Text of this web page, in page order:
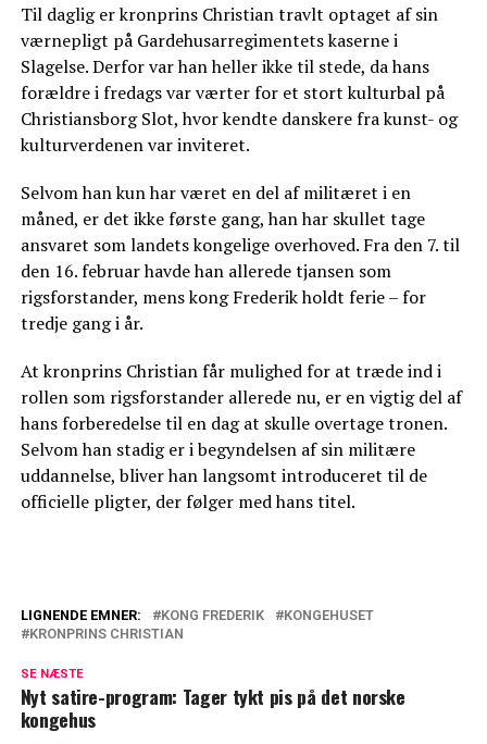
Til daglig er kronprins Christian travlt optaget af sin
værnepligt på Gardehusarregimentets kaserne i
Slagelse. Derfor var han heller ikke til stede, da hans
forældre i fredags var værter for et stort kulturbal på
Christiansborg Slot, hvor kendte danskere fra kunst- og
kulturverdenen var inviteret.
Selvom han kun har været en del af militæret i en
måned, er det ikke første gang, han har skullet tage
ansvaret som landets kongelige overhoved. Fra den 7. til
den 16. februar havde han allerede tjansen som
rigsforstander, mens kong Frederik holdt ferie – for
tredje gang i år.
At kronprins Christian får mulighed for at træde ind i
rollen som rigsforstander allerede nu, er en vigtig del af
hans forberedelse til en dag at skulle overtage tronen.
Selvom han stadig er i begyndelsen af sin militære
uddannelse, bliver han langsomt introduceret til de
officielle pligter, der følger med hans titel.
Kongehuset i modvind: "Et trist signal at
Nu er det bekræftet: Denne dag begynder
LIGNENDE EMNER: KONG FREDERIK
KONGEHUSET
KRONPRINS CHRISTIAN
SE NÆSTE
Nyt satire-program: Tager tykt pis på det norske
kongehus